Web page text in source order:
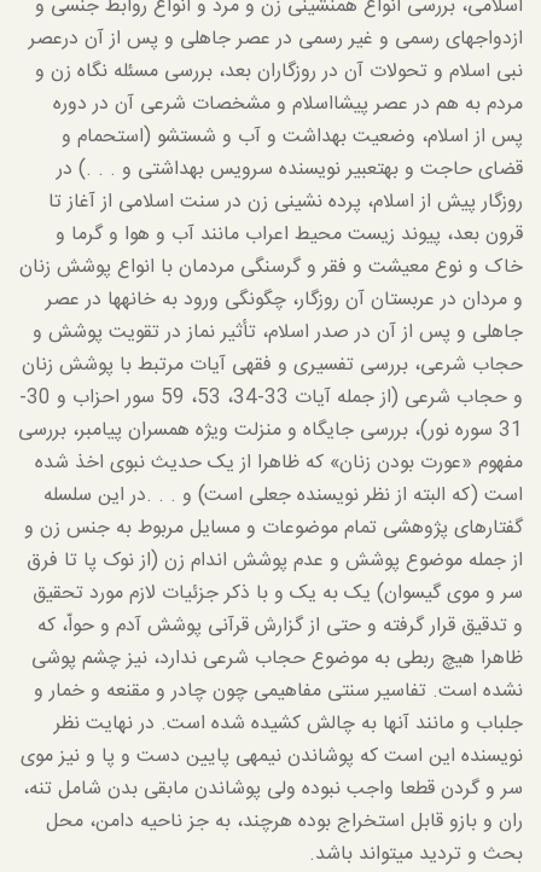
ازدواج­های رسمی و غیر رسمی در عصر جاهلی و پس از آن درعصر
نبی اسلام و تحولات آن در روزگاران بعد، بررسی مسئله نگاه زن و
مردم به هم در عصر پیشااسلام و مشخصات شرعی آن در دوره
پس از اسلام، وضعیت بهداشت و آب و شستشو (استحمام و
قضای حاجت و به­تعبیر نویسنده سرویس بهداشتی و . . .) در
روزگار پیش از اسلام، پرده نشینی زن در سنت اسلامی از آغاز تا
قرون بعد، پیوند زیست محیط اعراب مانند آب و هوا و گرما و
خاک و نوع معیشت و فقر و گرسنگی مردمان با انواع پوشش زنان
و مردان در عربستان آن روزگار، چگونگی ورود به خانه­ها در عصر
جاهلی و پس از آن در صدر اسلام، تأثیر نماز در تقویت پوشش و
حجاب شرعی، بررسی تفسیری و فقهی آیات مرتبط با پوشش زنان
و حجاب شرعی (از جمله آیات 33-34، 53، 59 سور احزاب و 30-
31 سوره نور)، بررسی جایگاه و منزلت ویژه همسران پیامبر، بررسی
مفهوم «عورت بودن زنان» که ظاهرا از یک حدیث نبوی اخذ شده
است (که البته از نظر نویسنده جعلی است) و . . .در این سلسله
گفتارهای پژوهشی تمام موضوعات و مسایل مربوط به جنس زن و
از جمله موضوع پوشش و عدم پوشش اندام زن (از نوک پا تا فرق
سر و موی گیسوان) یک به یک و با ذکر جزئیات لازم مورد تحقیق
و تدقیق قرار گرفته و حتی از گزارش قرآنی پوشش آدم و حواّ، که
ظاهرا هیچ ربطی به موضوع حجاب شرعی ندارد، نیز چشم پوشی
نشده است. تفاسیر سنتی مفاهیمی چون چادر و مقنعه و خمار و
جلباب و مانند آنها به چالش کشیده شده است. در نهایت نظر
نویسنده این است که پوشاندن نیمه­ی پایین دست و پا و نیز موی
سر و گردن قطعا واجب نبوده ولی پوشاندن مابقی بدن شامل تنه،
ران و بازو قابل استخراج بوده هرچند، به جز ناحیه دامن، محل
بحث و تردید می­تواند باشد.